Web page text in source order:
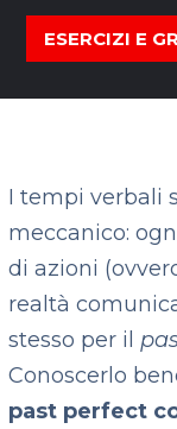
ESERCIZI E
I tempi verbali
meccanico:
di azioni
realtà
stesso per il
Conoscerlo
past perfect